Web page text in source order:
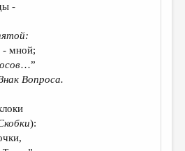
-
:
- мной;
…”
Вопроса.
):